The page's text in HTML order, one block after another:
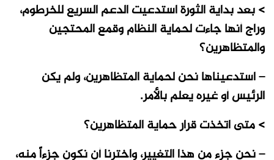
> بعد بداية الثورة استدعيت الدعم السريع للخرطوم،
وراج أنها جاءت لحماية النظام وقمع المحتجين
والمتظاهرين؟
– استدعيناها نحن لحماية المتظاهرين، ولم يكن
الرئيس أو غيره يعلم بالأمر.
> متى اتخذت قرار حماية المتظاهرين؟
– نحن جزء من هذا التغيير، واخترنا أن نكون جزءاً منه،